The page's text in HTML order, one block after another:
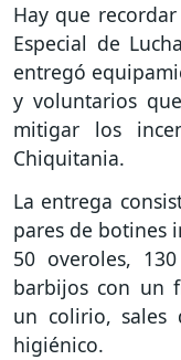
Hay que
Especial de
entregó
y voluntarios
mitigar los
Chiquitania.
La entrega
pares de botines
50 overoles,
barbijos con un
un colirio, sales
higiénico.